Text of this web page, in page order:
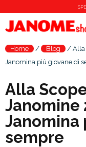
Home / Blog / Alla
Janomina più giovane di
Alla
Janomine
Janomina
sempre